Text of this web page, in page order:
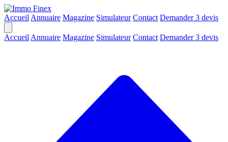
Accueil Annuaire Magazine Simulateur Contact Demander 3 devis
Accueil Annuaire Magazine Simulateur Contact Demander 3 devis